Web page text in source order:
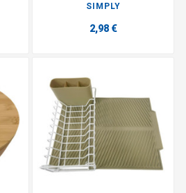
SIMPLY
2,98 €